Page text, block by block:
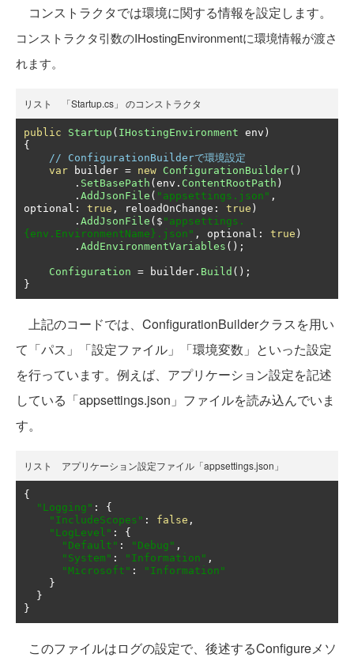
コンストラクタでは環境に関する情報を設定します。
コンストラクタ引数のIHostingEnvironmentに環境情報が渡さ
れます。
リスト 「Startup.cs」 のコンストラクタ
public Startup ( IHostingEnvironment env )
{
// ConfigurationBuilderで環境設定
var builder = new ConfigurationBuilder()
. SetBasePath ( env . ContentRootPath )
. AddJsonFile ( "appsettings.json" ,
optional : true , reloadOnChange : true )
. AddJsonFile ( $ "appsettings.
{env.EnvironmentName}.json" , optional : true )
. AddEnvironmentVariables ();
Configuration = builder . Build ();
}
上記のコードでは、ConfigurationBuilderクラスを用い
て「パス」「設定ファイル」「環境変数」といった設定
を行っています。例えば、アプリケーション設定を記述
している「appsettings.json」ファイルを読み込んでいま
す。
リスト アプリケーション設定ファイル「appsettings.json」
{
"Logging" :
{
"IncludeScopes" : false ,
"LogLevel" :
{
"Default" : "Debug" ,
"System" : "Information" ,
"Microsoft" :
"Information"
}
}
}
このファイルはログの設定で、後述するConfigureメソ